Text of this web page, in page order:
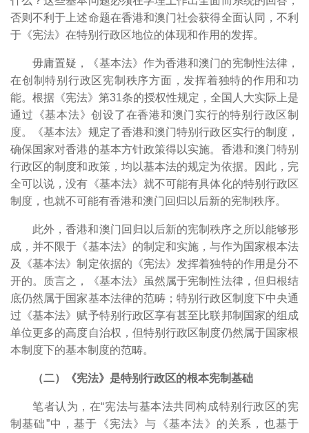
否则不利于上述命题在香港和澳门社会获得全面认同，不利
于《宪法》在特别行政区地位的体现和作用的发挥。
毋庸置疑，《基本法》作为香港和澳门的宪制性法律，
在创制特别行政区宪制秩序方面，发挥着独特的作用和功
能。根据《宪法》第31条的授权性规定，全国人大实际上是
通过《基本法》创设了在香港和澳门实行的特别行政区制
度。《基本法》规定了香港和澳门特别行政区实行的制度，
确保国家对香港的基本方针政策得以实施。香港和澳门特别
行政区的制度和政策，均以基本法的规定为依据。因此，完
全可以说，没有《基本法》就不可能有具体化的特别行政区
制度，也就不可能有香港和澳门回归以后新的宪制秩序。
此外，香港和澳门回归以后新的宪制秩序之所以能够形
成，并不限于《基本法》的制定和实施，与作为国家根本法
及《基本法》制定依据的《宪法》发挥着独特的作用是分不
开的。质言之，《基本法》虽然属于宪制性法律，但归根结
底仍然属于国家基本法律的范畴；特别行政区制度下中央通
过《基本法》赋予特别行政区享有甚至比联邦制国家的组成
单位更多的高度自治权，但特别行政区制度仍然属于国家根
本制度下的基本制度的范畴。
（二）《宪法》是特别行政区的根本宪制基础
笔者认为，在“宪法与基本法共同构成特别行政区的宪
制基础”中，基于《宪法》与《基本法》的关系，也基于